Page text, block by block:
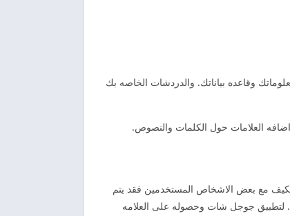
وقاعده بياناتك. والدردشات الخاصه بك
العلامات حول الكلمات والنصوص.
مع بعض الاشخاص المستخدمين فقد يتم
لتطبيق جوجل شات وحصوله على العلامه